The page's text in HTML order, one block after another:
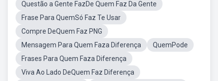
Questão a Gente FazDe Quem Faz Da Gente
Frase Para QuemSó Faz Te Usar
Compre DeQuem Faz PNG
Mensagem Para Quem Faza Diferença
QuemPode
Frases Para Quem Faza Diferença
Viva Ao Lado DeQuem Faz Diferença